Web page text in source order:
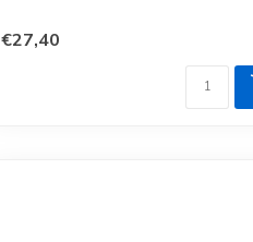
€27,40